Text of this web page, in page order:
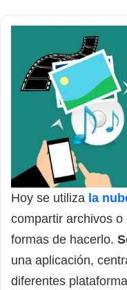
Hoy se utiliza la
compartir archivos
formas de hacerlo.
una aplicación,
diferentes